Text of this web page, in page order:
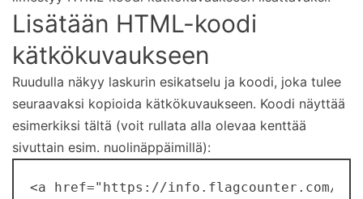
Lisätään HTML-koodi
kätkökuvaukseen
Ruudulla näkyy laskurin esikatselu ja koodi, joka tulee
seuraavaksi kopioida kätkökuvaukseen. Koodi näyttää
esimerkiksi tältä (voit rullata alla olevaa kenttää
sivuttain esim. nuolinäppäimillä):
<a href="https://info.flagcounter.com/